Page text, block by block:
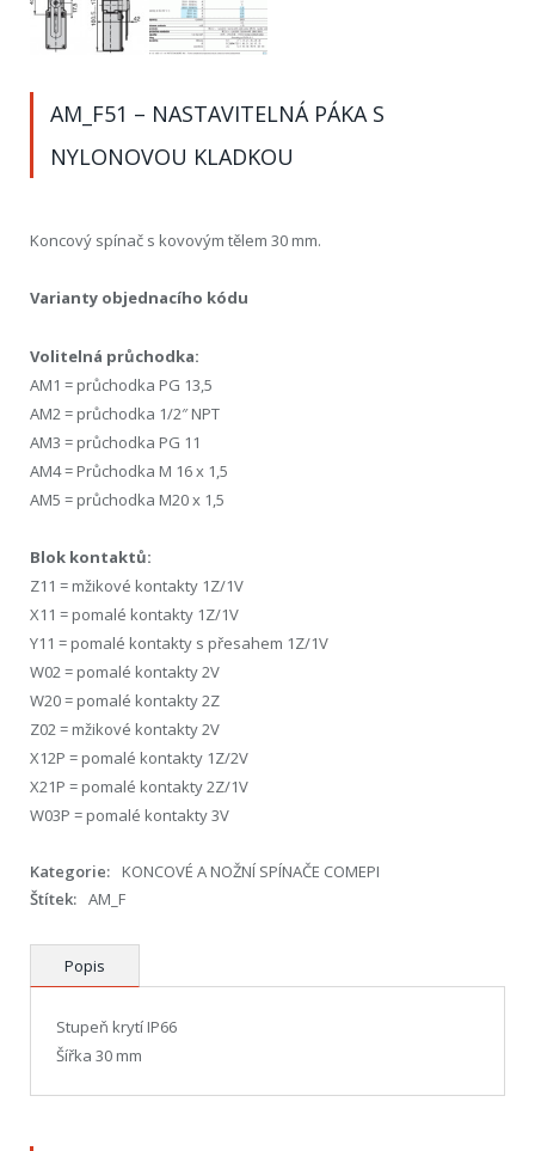
AM_F51 – NASTAVITELNÁ PÁKA S
NYLONOVOU KLADKOU
Koncový spínač s kovovým tělem 30 mm.
Varianty objednacího kódu
Volitelná průchodka:
AM1 = průchodka PG 13,5
AM2 = průchodka 1/2″ NPT
AM3 = průchodka PG 11
AM4 = Průchodka M 16 x 1,5
AM5 = průchodka M20 x 1,5
Blok kontaktů:
Z11 = mžikové kontakty 1Z/1V
X11 = pomalé kontakty 1Z/1V
Y11 = pomalé kontakty s přesahem 1Z/1V
W02 = pomalé kontakty 2V
W20 = pomalé kontakty 2Z
Z02 = mžikové kontakty 2V
X12P = pomalé kontakty 1Z/2V
X21P = pomalé kontakty 2Z/1V
W03P = pomalé kontakty 3V
Kategorie:
KONCOVÉ A NOŽNÍ SPÍNAČE COMEPI
Štítek: AM_F
Popis
Stupeň krytí IP66
Šířka 30 mm